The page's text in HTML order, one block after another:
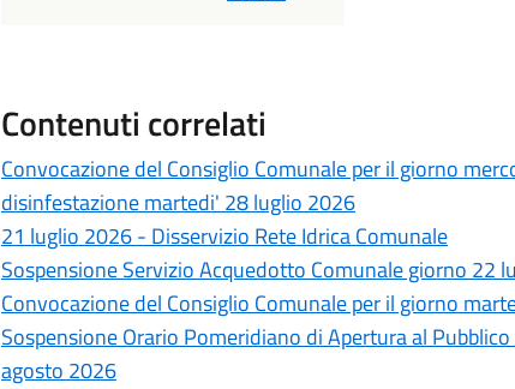
Contenuti correlati
Convocazione del Consiglio Comunale per il giorno
disinfestazione martedi' 28 luglio 2026
21 luglio 2026 - Disservizio Rete Idrica Comunale
Sospensione Servizio Acquedotto Comunale giorno 22
Convocazione del Consiglio Comunale per il giorno
Sospensione Orario Pomeridiano di Apertura al
agosto 2026